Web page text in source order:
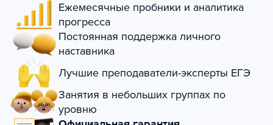
Ежемесячные пробники и аналитика
прогресса
Постоянная поддержка личного
наставника
Лучшие преподаватели-эксперты ЕГЭ
Занятия в небольших группах по
уровню